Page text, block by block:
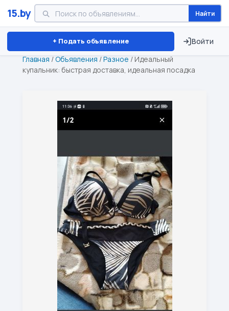
15.by Найти
+ Подать объявление Войти
Минск Витебск Брест ⏱ ТОЛЬКО 15 ДНЕЙ
Главная /Объявления /Разное / Идеальный
купальник: быстрая доставка, идеальная посадка